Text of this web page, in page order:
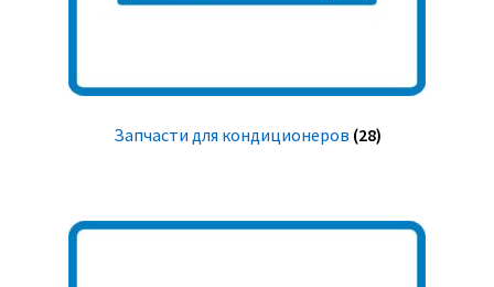
Запчасти для кондиционеров (28)